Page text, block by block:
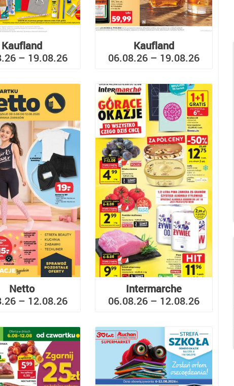
Kaufland
– 19.08.26
Kaufland
06.08.26 – 19.08.26
Netto
– 12.08.26
Intermarche
06.08.26 – 12.08.26